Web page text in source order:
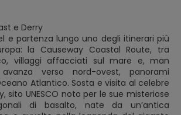
e Derry
e partenza lungo uno degli itinerari più
la Causeway Coastal Route, tra
villaggi affacciati sul mare e, man
verso nord-ovest, panorami
Atlantico. Sosta e visita al celebre
sito UNESCO noto per le sue misteriose
di basalto, nate da un’antica